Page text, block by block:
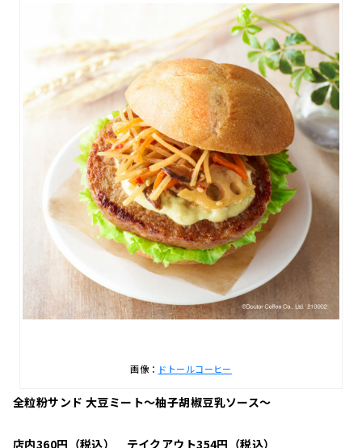
画像： ドトールコーヒー
全粒粉サンド 大豆ミート～柚子胡椒豆乳ソース～
店内360円（税込） テイクアウト354円（税込）